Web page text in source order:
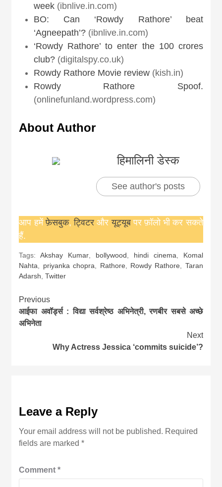
week (ibnlive.in.com)
BO: Can ‘Rowdy Rathore’ beat
‘Agneepath’? (ibnlive.in.com)
‘Rowdy Rathore’ to enter the 100 crores
club? (digitalspy.co.uk)
Rowdy Rathore Movie review (kish.in)
Rowdy Rathore Spoof.
(onlinefunland.wordpress.com)
About Author
हिमालिनी डेस्क
See author's posts
आप हमेंफ़ेसबुक,ट्विटरऔरयूट्यूबपर फ़ॉलो भी कर सकते
हैं.
Tags:Akshay Kumar, bollywood hindi cinema
Komal
Nahta
priyanka chopra Rathore Rowdy Rathore
Taran
Adarsh ,Twitter
Continue
Reading
Previous
आईफा अवॉर्ड्स : विद्या सर्वश्रेष्ठ अभिनेत्री, रणबीर सबसे अच्छे
अभिनेता
Next
Why Actress Jessica ‘commits suicide’?
Leave a Reply
Your email address will not be published. Required
fields are marked*
Comment*